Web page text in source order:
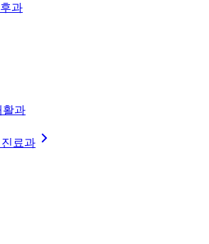
과
활과
료과